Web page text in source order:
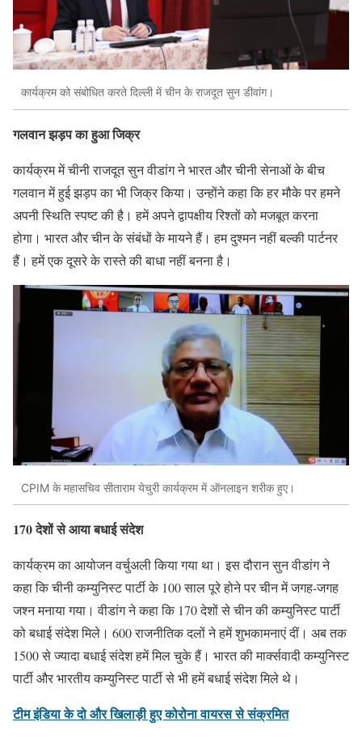
कार्यक्रम को संबोधित करते दिल्ली में चीन के राजदूत सुन डीवांग।
गलवान झड़प का हुआ जिक्र
कार्यक्रम में चीनी राजदूत सुन वीडांग ने भारत और चीनी सेनाओं के बीच
गलवान में हुई झड़प का भी जिक्र किया। उन्होंने कहा कि हर मौके पर हमने
अपनी स्थिति स्पष्ट की है। हमें अपने द्वापक्षीय रिश्तों को मजबूत करना
होगा। भारत और चीन के संबंधों के मायने हैं। हम दुश्मन नहीं बल्की पार्टनर
हैं। हमें एक दूसरे के रास्ते की बाधा नहीं बनना है।
CPIM के महासचिव सीताराम येचुरी कार्यक्रम में ऑनलाइन शरीक हुए।
170 देशोंसे आया बधाई संदेश
कार्यक्रम का आयोजन वर्चुअली किया गया था। इस दौरान सुन वीडांग ने
कहा कि चीनी कम्युनिस्ट पार्टी के 100 साल पूरे होने पर चीन में जगह-जगह
जश्न मनाया गया। वीडांग ने कहा कि 170 देशों से चीन की कम्युनिस्ट पार्टी
को बधाई संदेश मिले। 600 राजनीतिक दलों ने हमें शुभकामनाएं दीं। अब तक
1500 से ज्यादा बधाई संदेश हमें मिल चुके हैं। भारत की मार्क्सवादी कम्युनिस्ट
पार्टी और भारतीय कम्युनिस्ट पार्टी से भी हमें बधाई संदेश मिले थे।
टीम इंडिया के दो और खिलाड़ी हुए कोरोना वायरस से संक्रमित